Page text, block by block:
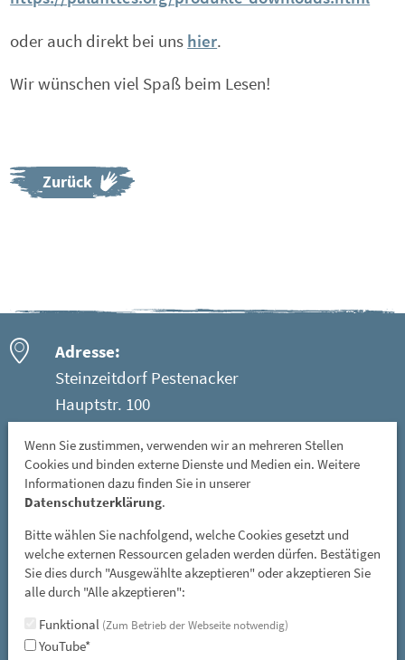
oder auch direkt bei uns hier.
Wir wünschen viel Spaß beim Lesen!
Zurück
Adresse:
Steinzeitdorf Pestenacker
Hauptstr. 100
Öffnungszeiten:
Mittwoch: 08 - 12 Uhr
Freitag, Samstag und Sonntag: 13 - 17 Uhr
GESCHLOSSEN: vom 01. November bis 31. März
und an allen gesetzlichen Feiertagen
E-Mail:
steinzeitdorf-pestenacker@lra-ll.bayern.de
Wenn Sie zustimmen, verwenden wir an mehreren Stellen
Cookies und binden externe Dienste und Medien ein. Weitere
Informationen dazu finden Sie in unserer
Datenschutzerklärung.
Bitte wählen Sie nachfolgend, welche Cookies gesetzt und
welche externen Ressourcen geladen werden dürfen. Bestätigen
Sie dies durch "Ausgewählte akzeptieren" oder akzeptieren Sie
alle durch "Alle akzeptieren":
Funktional (Zum Betrieb der Webseite notwendig)
YouTube*